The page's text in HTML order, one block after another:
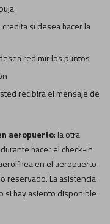
si desea hacer la
redimir los puntos
recibirá el mensaje de
aeropuerto: la otra
hacer el check-in
en el aeropuerto
reservado. La asistencia
si hay asiento disponible